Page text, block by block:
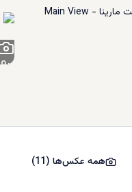
+
9
همه عکس‌ها(
11
)